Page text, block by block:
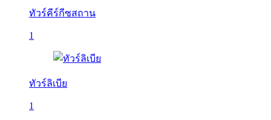
ทัวร์คีร์กีซสถาน
1
ทัวร์ลิเบีย
1